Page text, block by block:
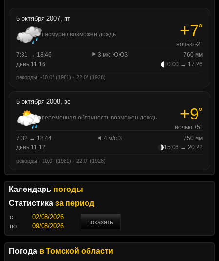
5 октября 2007, пт
пасмурно возможен дождь +7°
ночью -2°
7:31 → 18:46
3 м/с ЮЮЗ
760 мм
день 11:16
0:00 → 17:26
рекорды: -10.0° (1981) · 22.0° (1928)
5 октября 2008, вс
переменная облачность возможен дождь +9°
ночью +5°
7:32 → 18:44
4 м/с З
750 мм
день 11:12
15:06 → 20:22
рекорды: -10.0° (1981) · 22.0° (1928)
Календарь погоды
Статистика за период
c
показать
по
Погода в Томской области